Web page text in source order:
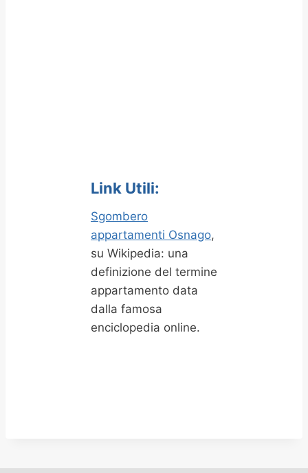
Link Utili:
Sgombero
appartamenti Osnago,
su Wikipedia: una
definizione del termine
appartamento data
dalla famosa
enciclopedia online.